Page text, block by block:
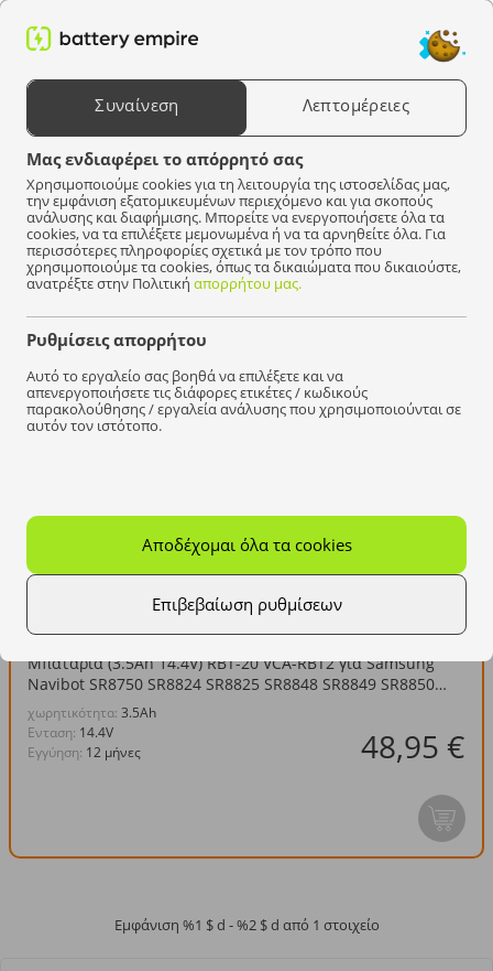
Συναίνεση Λεπτομέρειες
Μας ενδιαφέρει το απόρρητό σας
Χρησιμοποιούμε cookies για τη λειτουργία της ιστοσελίδας μας,
την εμφάνιση εξατομικευμένων περιεχόμενο και για σκοπούς
ανάλυσης και διαφήμισης. Μπορείτε να ενεργοποιήσετε όλα τα
cookies, να τα επιλέξετε μεμονωμένα ή να τα αρνηθείτε όλα. Για
περισσότερες πληροφορίες σχετικά με τον τρόπο που
χρησιμοποιούμε τα cookies, όπως τα δικαιώματα που δικαιούστε,
ανατρέξτε στην Πολιτική απορρήτου μας.
Ρυθμίσεις απορρήτου
Αυτό το εργαλείο σας βοηθά να επιλέξετε και να
απενεργοποιήσετε τις διάφορες ετικέτες / κωδικούς
παρακολούθησης / εργαλεία ανάλυσης που χρησιμοποιούνται σε
αυτόν τον ιστότοπο.
Επιβεβαίωση ρυθμίσεων
Αποδέχομαι όλα τα cookies
Αναζήτηση προϊόντων
Επιλέξτε μια συσκευή
Battery Empire Μπαταρίες Μπαταρίες για ηλεκτρικές σκούπες
Μπαταρία σκούπας Samsung (1)
Φίλτρο
Μπαταρία (3.5Ah 14.4V) RBT-20 VCA-RBT2 για Samsung
Navibot SR8750 SR8824 SR8825 SR8848 SR8849 SR8850
SR8855 SR8857
χωρητικότητα: 3.5Ah
Eνταση: 14.4V
Εγγύηση: 12 μήνες 48,95 €
Εμφάνιση %1 $ d - %2 $ d από 1 στοιχείο